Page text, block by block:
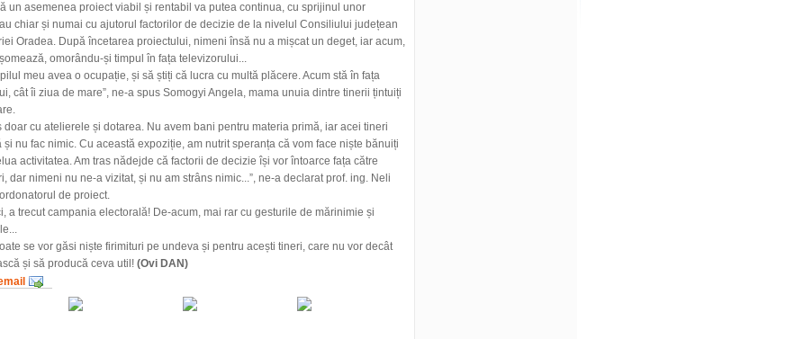
un asemenea proiect viabil și rentabil va putea continua, cu sprijinul unor
chiar și numai cu ajutorul factorilor de decizie de la nivelul Consiliului județean
Oradea. După încetarea proiectului, nimeni însă nu a mișcat un deget, iar acum,
omorându-și timpul în fața televizorului...
meu avea o ocupație, și să știți că lucra cu multă plăcere. Acum stă în fața
cât îi ziua de mare”, ne-a spus Somogyi Angela, mama unuia dintre tinerii țintuiți
doar cu atelierele și dotarea. Nu avem bani pentru materia primă, iar acei tineri
și nu fac nimic. Cu această expoziție, am nutrit speranța că vom face niște bănuiți
activitatea. Am tras nădejde că factorii de decizie își vor întoarce fața către
dar nimeni nu ne-a vizitat, și nu am strâns nimic...”, ne-a declarat prof. ing. Neli
de proiect.
a trecut campania electorală! De-acum, mai rar cu gesturile de mărinimie și
se vor găsi niște firimituri pe undeva și pentru acești tineri, care nu vor decât
și să producă ceva util! (Ovi DAN)